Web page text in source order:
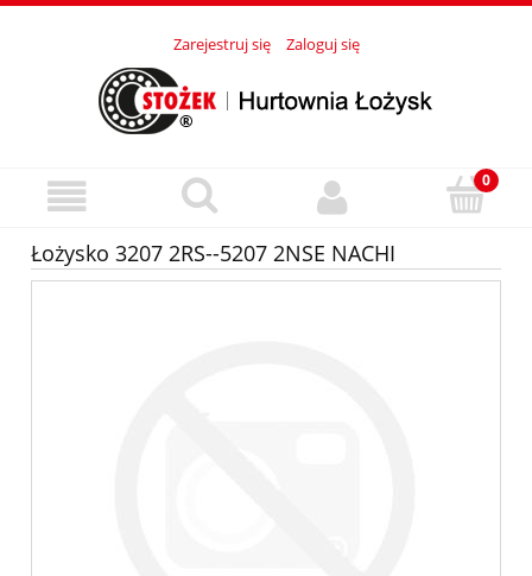
Zarejestruj się Zaloguj się
Łożysko 3207 2RS--5207 2NSE NACHI